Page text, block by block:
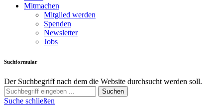
Mitmachen
Mitglied werden
Spenden
Newsletter
Jobs
Suchformular
Der Suchbegriff nach dem die Website durchsucht werden soll.
Suchen
Suche schließen